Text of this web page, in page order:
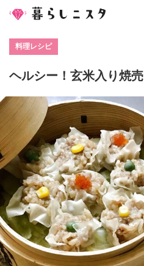
料理レシピ
ヘルシー！玄米入り焼売